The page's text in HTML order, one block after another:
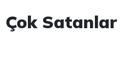
Çok Satanlar